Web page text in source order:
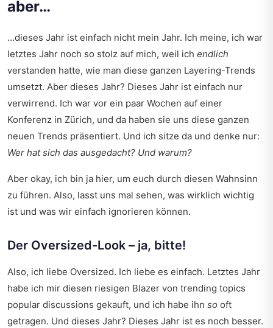
aber…
…dieses Jahr ist einfach nicht mein Jahr. Ich meine, ich war
letztes Jahr noch so stolz auf mich, weil ich endlich
verstanden hatte, wie man diese ganzen Layering-Trends
umsetzt. Aber dieses Jahr? Dieses Jahr ist einfach nur
verwirrend. Ich war vor ein paar Wochen auf einer
Konferenz in Zürich, und da haben sie uns diese ganzen
neuen Trends präsentiert. Und ich sitze da und denke nur:
Wer hat sich das ausgedacht? Und warum?
Aber okay, ich bin ja hier, um euch durch diesen Wahnsinn
zu führen. Also, lasst uns mal sehen, was wirklich wichtig
ist und was wir einfach ignorieren können.
Der Oversized-Look – ja, bitte!
Also, ich liebe Oversized. Ich liebe es einfach. Letztes Jahr
habe ich mir diesen riesigen Blazer von trending topics
popular discussions gekauft, und ich habe ihn so oft
getragen. Und dieses Jahr? Dieses Jahr ist es noch besser.